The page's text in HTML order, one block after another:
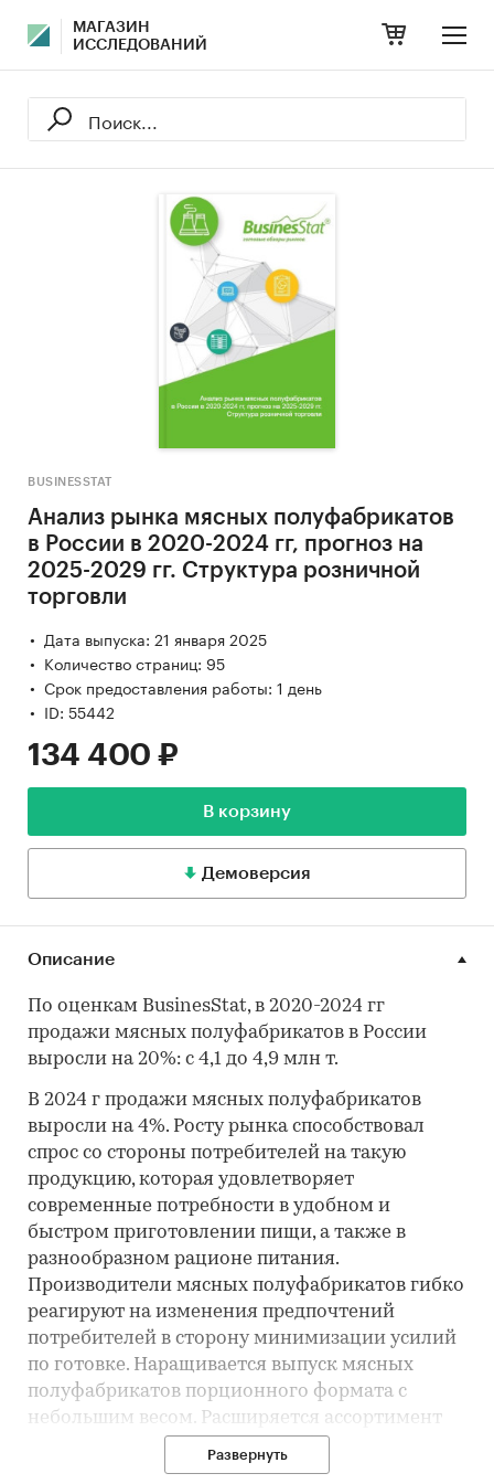
МАГАЗИН
ИССЛЕДОВАНИЙ
BUSINESSTAT
Анализ рынка мясных полуфабрикатов
в России в 2020-2024 гг, прогноз на
2025-2029 гг. Структура розничной
торговли
Дата выпуска: 21 января 2025
Количество страниц: 95
Срок предоставления работы: 1 день
ID: 55442
134 400 ₽
В корзину
Демоверсия
Описание
По оценкам BusinesStat, в 2020-2024 гг
продажи мясных полуфабрикатов в России
выросли на 20%: с 4,1 до 4,9 млн т.
В 2024 г продажи мясных полуфабрикатов
выросли на 4%. Росту рынка способствовал
спрос со стороны потребителей на такую
продукцию, которая удовлетворяет
современные потребности в удобном и
быстром приготовлении пищи, а также в
разнообразном рационе питания.
Производители мясных полуфабрикатов гибко
реагируют на изменения предпочтений
потребителей в сторону минимизации усилий
по готовке. Наращивается выпуск мясных
полуфабрикатов порционного формата с
небольшим весом. Расширяется ассортимент
маринадами, соусами, разнообразными
Развернуть